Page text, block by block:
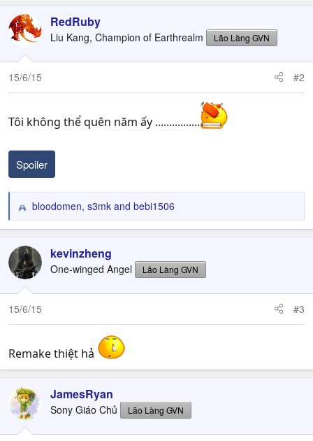
RedRuby
Liu Kang, Champion of Earthrealm Lão Làng GVN
15/6/15 #2
Tôi không thể quên năm ấy ................
Spoiler
R
e
c
t
i
o
n
s
bloodomen, s3mk and bebi1506
kevinzheng
One-winged Angel Lão Làng GVN
15/6/15 #3
Remake thiệt hả
JamesRyan
Sony Giáo Chủ Lão Làng GVN